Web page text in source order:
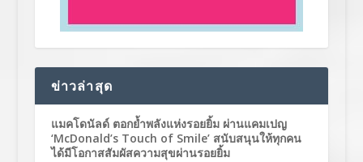
ข่าวล่าสุด
แมคโดนัลด์ ตอกย้ำพลังแห่งรอยยิ้ม ผ่านแคมเปญ
‘McDonald’s Touch of Smile’ สนับสนุนให้ทุกคน
ได้มีโอกาสสัมผัสความสุขผ่านรอยยิ้ม